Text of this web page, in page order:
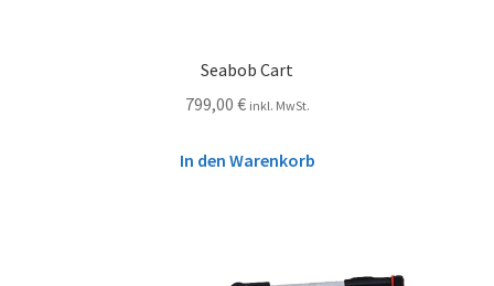
Seabob Cart
799,00 € inkl. MwSt.
In den Warenkorb